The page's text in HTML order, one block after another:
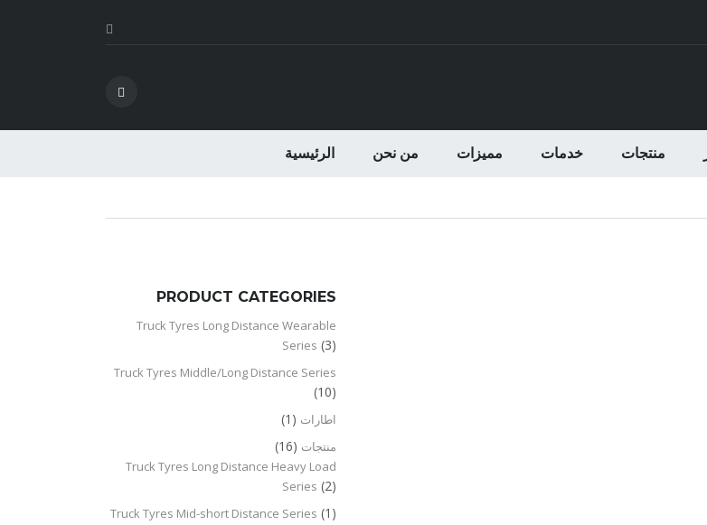
الرئيسية من نحن مميزات خدمات منتجات
PRODUCT CATEGORIES
Truck Tyres Long Distance Wearable
Series (3)
Truck Tyres Middle/Long Distance Series
(10)
اطارات (1)
منتجات (16)
Truck Tyres Long Distance Heavy Load
Series (2)
Truck Tyres Mid-short Distance Series (1)